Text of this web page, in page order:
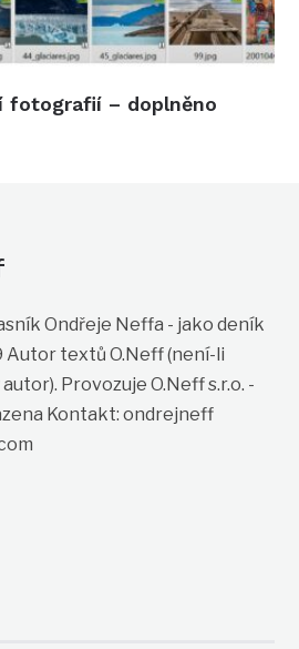
fotografií – doplněno
Ondřeje Neffa - jako deník
Autor textů O.Neff (není-li
Provozuje O.Neff s.r.o. -
Kontakt: ondrejneff